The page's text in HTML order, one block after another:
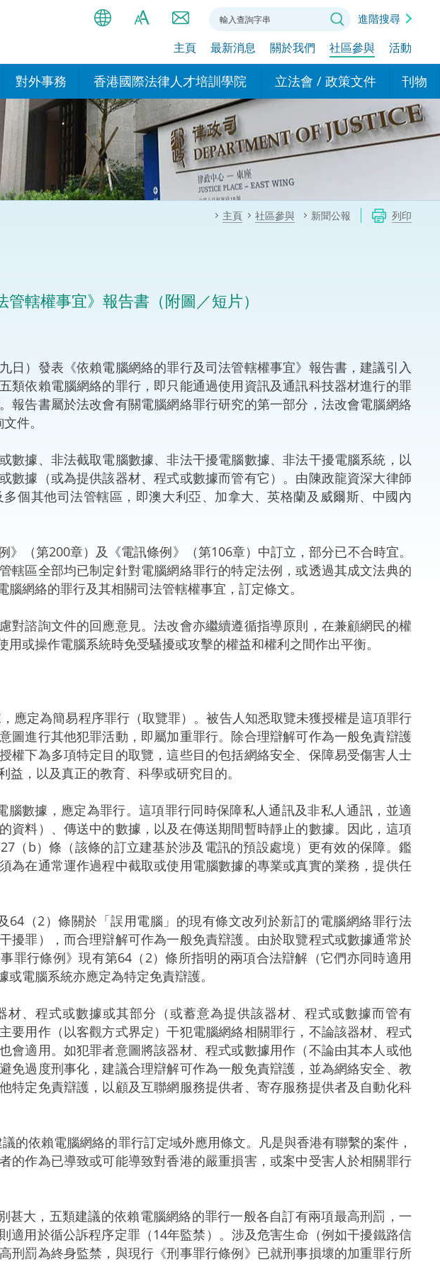
简
EN
Bahasa Indonesia (印尼語)
हिन्दी (印度語)
नेपाली (尼泊爾語)
اردو (烏爾都語)
A
A
進階搜尋
主頁 最新消息 關於我們 社區參與 活動
對外事務
國際政府機構在香港設立辦事
處或運作
多邊協定
其他協定
香港國際法律人才培訓學院
我們的學院
我們的專家委員會
我們的辦公室
我們的培訓課程和能力建設項
立法會 / 政策文件
現行政策措施
政策文件
特別財務委員會
刊物
基本
民事
維護
刑事
相互
一般
主頁 社區參與 新聞公報 列印
轄權事宜》報告書（附圖／短片）
）發表《依賴電腦網絡的罪行及司法管轄權事宜》報告書，建議引入
類依賴電腦網絡的罪行，即只能通過使用資訊及通訊科技器材進行的罪
報告書屬於法改會有關電腦網絡罪行研究的第一部分，法改會電腦網絡
件。
據、非法截取電腦數據、非法干擾電腦數據、非法干擾電腦系統，以
數據（或為提供該器材、程式或數據而管有它）。由陳政龍資深大律師
個其他司法管轄區，即澳大利亞、加拿大、英格蘭及威爾斯、中國內
（第200章）及《電訊條例》（第106章）中訂立，部分已不合時宜。
轄區全部均已制定針對電腦網絡罪行的特定法例，或透過其成文法典的
網絡的罪行及其相關司法管轄權事宜，訂定條文。
諮詢文件的回應意見。法改會亦繼續遵循指導原則，在兼顧網民的權
或操作電腦系統時免受騷擾或攻擊的權益和權利之間作出平衡。
應定為簡易程序罪行（取覽罪）。被告人知悉取覽未獲授權是這項罪行
圖進行其他犯罪活動，即屬加重罪行。除合理辯解可作為一般免責辯護
權下為多項特定目的取覽，這些目的包括網絡安全、保障易受傷害人士
益，以及真正的教育、科學或研究目的。
腦數據，應定為罪行。這項罪行同時保障私人通訊及非私人通訊，並適
資料）、傳送中的數據，以及在傳送期間暫時靜止的數據。因此，這項
（b）條（該條的訂立建基於涉及電訊的預設處境）更有效的保障。鑑
為在通常運作過程中截取或使用電腦數據的專業或真實的業務，提供任
64（2）條關於「誤用電腦」的現有條文改列於新訂的電腦網絡罪行法
擾罪），而合理辯解可作為一般免責辯護。由於取覽程式或數據通常於
罪行條例》現有第64（2）條所指明的兩項合法辯解（它們亦同時適用
電腦系統亦應定為特定免責辯護。
材、程式或數據或其部分（或蓄意為提供該器材、程式或數據而管有
要用作（以客觀方式界定）干犯電腦網絡相關罪行，不論該器材、程式
會適用。如犯罪者意圖將該器材、程式或數據用作（不論由其本人或他
免過度刑事化，建議合理辯解可作為一般免責辯護，並為網絡安全、教
特定免責辯護，以顧及互聯網服務提供者、寄存服務提供者及自動化科
的依賴電腦網絡的罪行訂定域外應用條文。凡是與香港有聯繫的案件，
的作為已導致或可能導致對香港的嚴重損害，或案中受害人於相關罪行
甚大，五類建議的依賴電腦網絡的罪行一般各自訂有兩項最高刑罰，一
適用於循公訴程序定罪（14年監禁）。涉及危害生命（例如干擾鐵路信
刑罰為終身監禁，與現行《刑事罪行條例》已就刑事損壞的加重罪行所